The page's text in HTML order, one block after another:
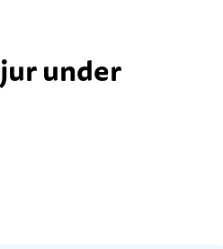
under